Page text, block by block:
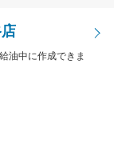
油中に作成できま